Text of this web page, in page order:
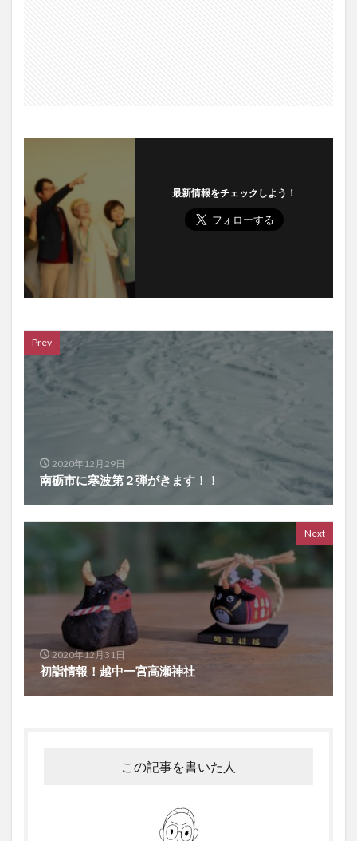
最新情報をチェックしよう！
Prev
2020年12月29日
南砺市に寒波第２弾がきます！！
Next
2020年12月31日
初詣情報！越中一宮高瀬神社
この記事を書いた人